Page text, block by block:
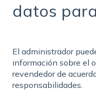
datos
El administrador
información sobre el
revendedor de
responsabilidades.